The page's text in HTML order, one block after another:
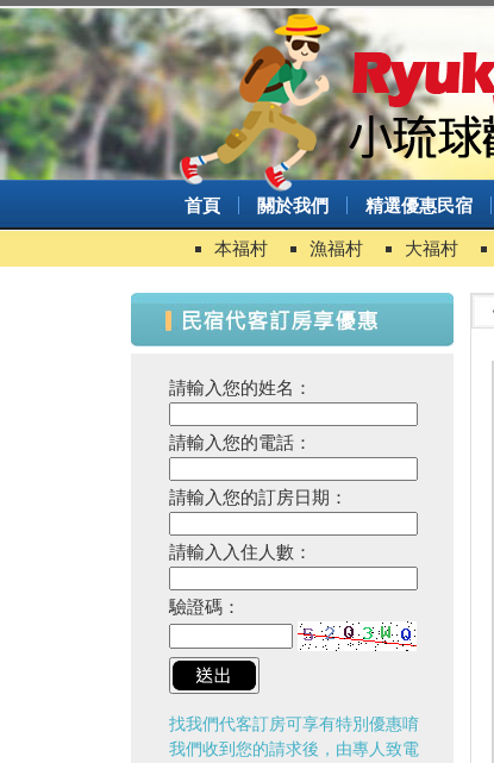
首頁 關於我們 精選優惠民宿
本福村 漁福村 大福村
請輸入您的姓名：
請輸入您的電話：
請輸入您的訂房日期：
請輸入入住人數：
驗證碼：
找我們代客訂房可享有特別優惠唷
我們收到您的請求後，由專人致電